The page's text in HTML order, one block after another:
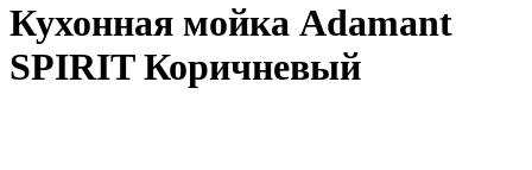
Кухонная мойка Adamant
SPIRIT Коричневый